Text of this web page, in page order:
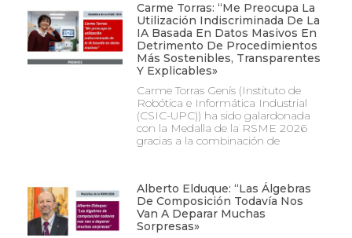
Carme Torras: “Me Preocupa La
Utilización Indiscriminada De La
IA Basada En Datos Masivos En
Detrimento De Procedimientos
Más Sostenibles, Transparentes
Y Explicables»
Carme Torras Genís (Instituto de
Robótica e Informática Industrial
(CSIC-UPC)) ha sido galardonada
con la Medalla de la RSME 2026
gracias a la combinación de
Alberto Elduque: “Las Álgebras
De Composición Todavía Nos
Van A Deparar Muchas
Sorpresas»